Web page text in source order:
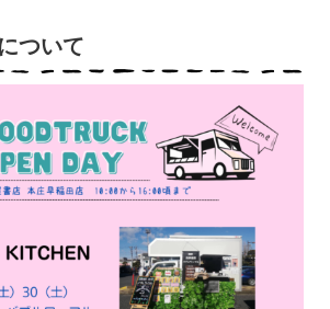
ついて